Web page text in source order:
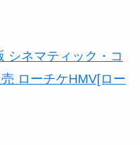
シネマティック・コ
ローチケHMV[ロー